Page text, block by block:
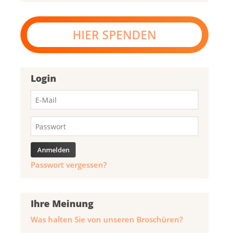
HIER SPENDEN
Login
Passwort vergessen?
Ihre Meinung
Was halten Sie von unseren Broschüren?